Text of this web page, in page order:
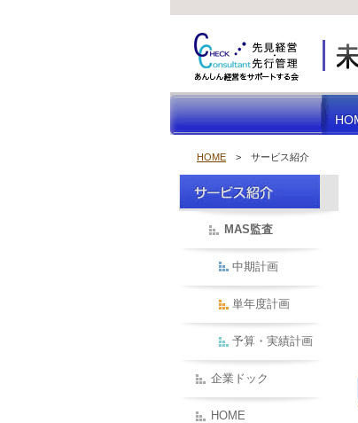
HOME > サービス紹介
MAS監査
中期計画
単年度計画
予算・実績計画
企業ドック
HOME